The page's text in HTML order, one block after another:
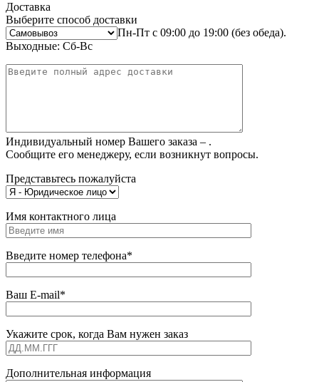
Доставка
Выберите способ доставки
Пн-Пт с 09:00 до 19:00 (без обеда).
Выходные: Сб-Вс
Индивидуальный номер Вашего заказа – .
Сообщите его менеджеру, если возникнут вопросы.
Представьтесь пожалуйста
Имя контактного лица
Введите номер телефона*
Ваш E-mail*
Укажите срок, когда Вам нужен заказ
Дополнительная информация